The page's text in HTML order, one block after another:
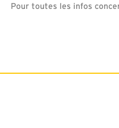
Pour toutes les infos